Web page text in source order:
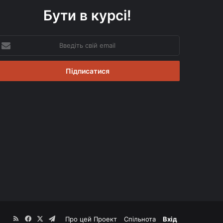
Бути в курсі!
Про цей Проект Спільнота Вхід
RSSFacebookTelegram